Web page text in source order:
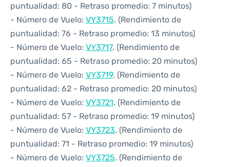
puntualidad: 80 - Retraso promedio: 7 minutos)
- Número de Vuelo: VY3715. (Rendimiento de
puntualidad: 76 - Retraso promedio: 13 minutos)
- Número de Vuelo: VY3717. (Rendimiento de
puntualidad: 65 - Retraso promedio: 20 minutos)
- Número de Vuelo: VY3719. (Rendimiento de
puntualidad: 62 - Retraso promedio: 20 minutos)
- Número de Vuelo: VY3721. (Rendimiento de
puntualidad: 57 - Retraso promedio: 19 minutos)
- Número de Vuelo: VY3723. (Rendimiento de
puntualidad: 71 - Retraso promedio: 19 minutos)
- Número de Vuelo: VY3725. (Rendimiento de